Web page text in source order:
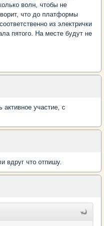
волн, чтобы не
что до платформы
из электрички
пятого. На месте будут не
участие, с
вдруг что отпишу.